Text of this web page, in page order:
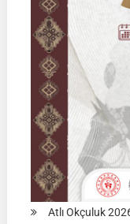
|
Atlı Okçuluk